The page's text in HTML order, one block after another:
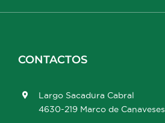
CONTACTOS
Largo Sacadura Cabral
4630-219 Marco de Canaveses